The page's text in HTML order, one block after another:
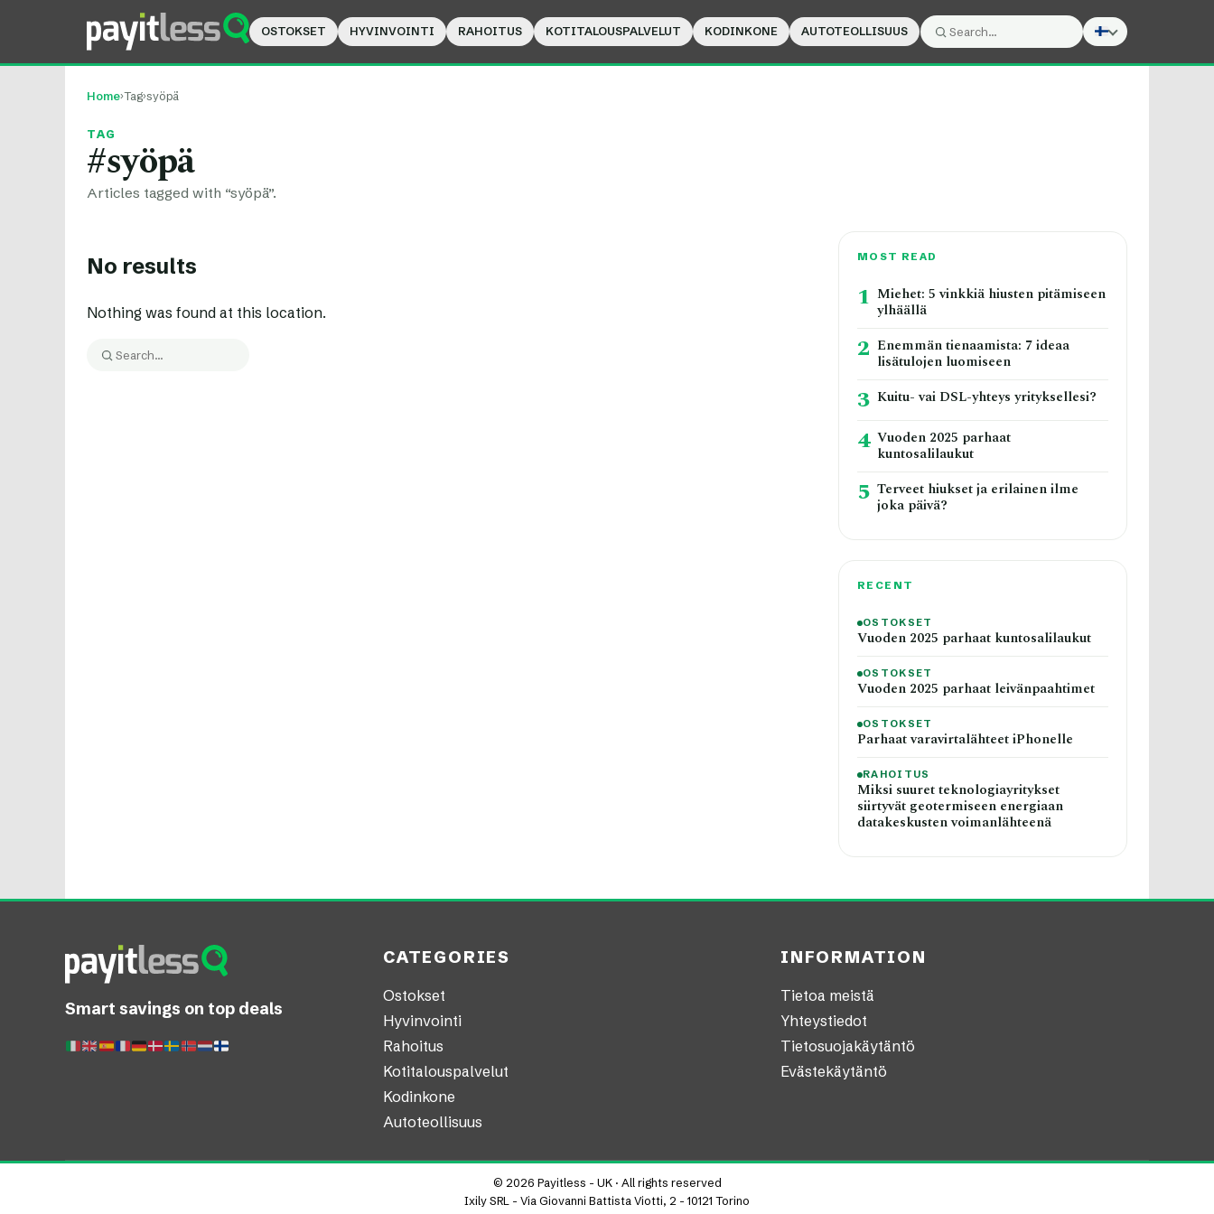
OSTOKSET HYVINVOINTI RAHOITUS KOTITALOUSPALVELUT KODINKONE AUTOTEOLLISUUS
Search:
Home›Tag›syöpä
TAG
#syöpä
Articles tagged with “syöpä”.
No results
Nothing was found at this location.
Search:
MOST READ
1 Miehet: 5 vinkkiä hiusten pitämiseen
ylhäällä
2 Enemmän tienaamista: 7 ideaa
lisätulojen luomiseen
3 Kuitu- vai DSL-yhteys yrityksellesi?
4 Vuoden 2025 parhaat
kuntosalilaukut
5 Terveet hiukset ja erilainen ilme
joka päivä?
RECENT
OSTOKSET
Vuoden 2025 parhaat kuntosalilaukut
OSTOKSET
Vuoden 2025 parhaat leivänpaahtimet
OSTOKSET
Parhaat varavirtalähteet iPhonelle
RAHOITUS
Miksi suuret teknologiayritykset
siirtyvät geotermiseen energiaan
datakeskusten voimanlähteenä
Smart savings on top deals
CATEGORIES
Ostokset
Hyvinvointi
Rahoitus
Kotitalouspalvelut
Kodinkone
Autoteollisuus
INFORMATION
Tietoa meistä
Yhteystiedot
Tietosuojakäytäntö
Evästekäytäntö
© 2026 Payitless - UK · All rights reserved
Ixily SRL - Via Giovanni Battista Viotti, 2 - 10121 Torino